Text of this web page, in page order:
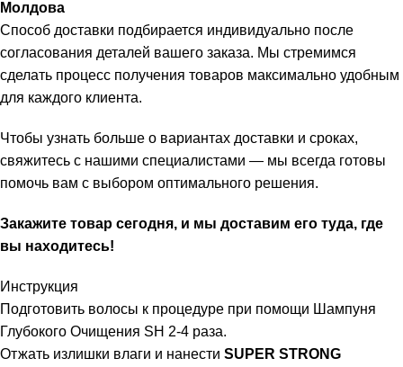
Молдова
Способ доставки подбирается индивидуально после
согласования деталей вашего заказа. Мы стремимся
сделать процесс получения товаров максимально удобным
для каждого клиента.
Чтобы узнать больше о вариантах доставки и сроках,
свяжитесь с нашими специалистами — мы всегда готовы
помочь вам с выбором оптимального решения.
Закажите товар сегодня, и мы доставим его туда, где
вы находитесь!
Инструкция
Подготовить волосы к процедуре при помощи Шампуня
Глубокого Очищения SH 2-4 раза.
Отжать излишки влаги и нанести SUPER STRONG